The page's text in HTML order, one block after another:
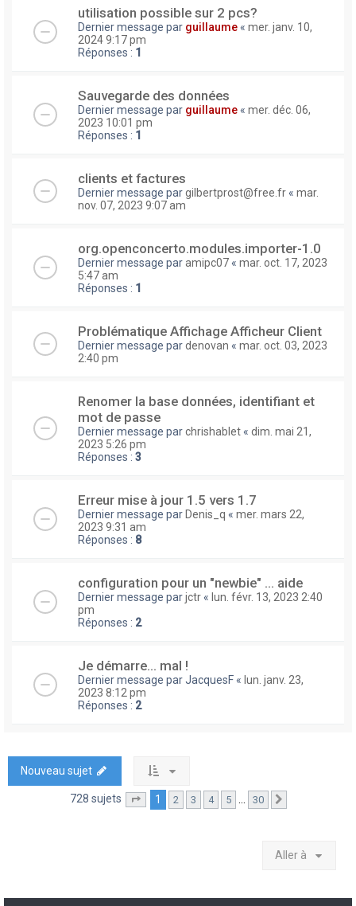
utilisation possible sur 2 pcs?
Dernier message par guillaume « mer. janv. 10,
2024 9:17 pm
Réponses : 1
Sauvegarde des données
Dernier message par guillaume « mer. déc. 06,
2023 10:01 pm
Réponses : 1
clients et factures
Dernier message pargilbertprost@free.fr « mar.
nov. 07, 2023 9:07 am
org.openconcerto.modules.importer-1.0
Dernier message paramipc07 « mar. oct. 17, 2023
5:47 am
Réponses : 1
Problématique Affichage Afficheur Client
Dernier message pardenovan « mar. oct. 03, 2023
2:40 pm
Renomer la base données, identifiant et
mot de passe
Dernier message parchrishablet « dim. mai 21,
2023 5:26 pm
Réponses : 3
Erreur mise à jour 1.5 vers 1.7
Dernier message par Denis_q « mer. mars 22,
2023 9:31 am
Réponses : 8
configuration pour un "newbie" ... aide
Dernier message parjctr « lun. févr. 13, 2023 2:40
pm
Réponses : 2
Je démarre... mal !
Dernier message parJacquesF « lun. janv. 23,
2023 8:12 pm
Réponses : 2
Nouveau sujet
728 sujets Page sur30
1 2 3 4 5 … 30
Aller à